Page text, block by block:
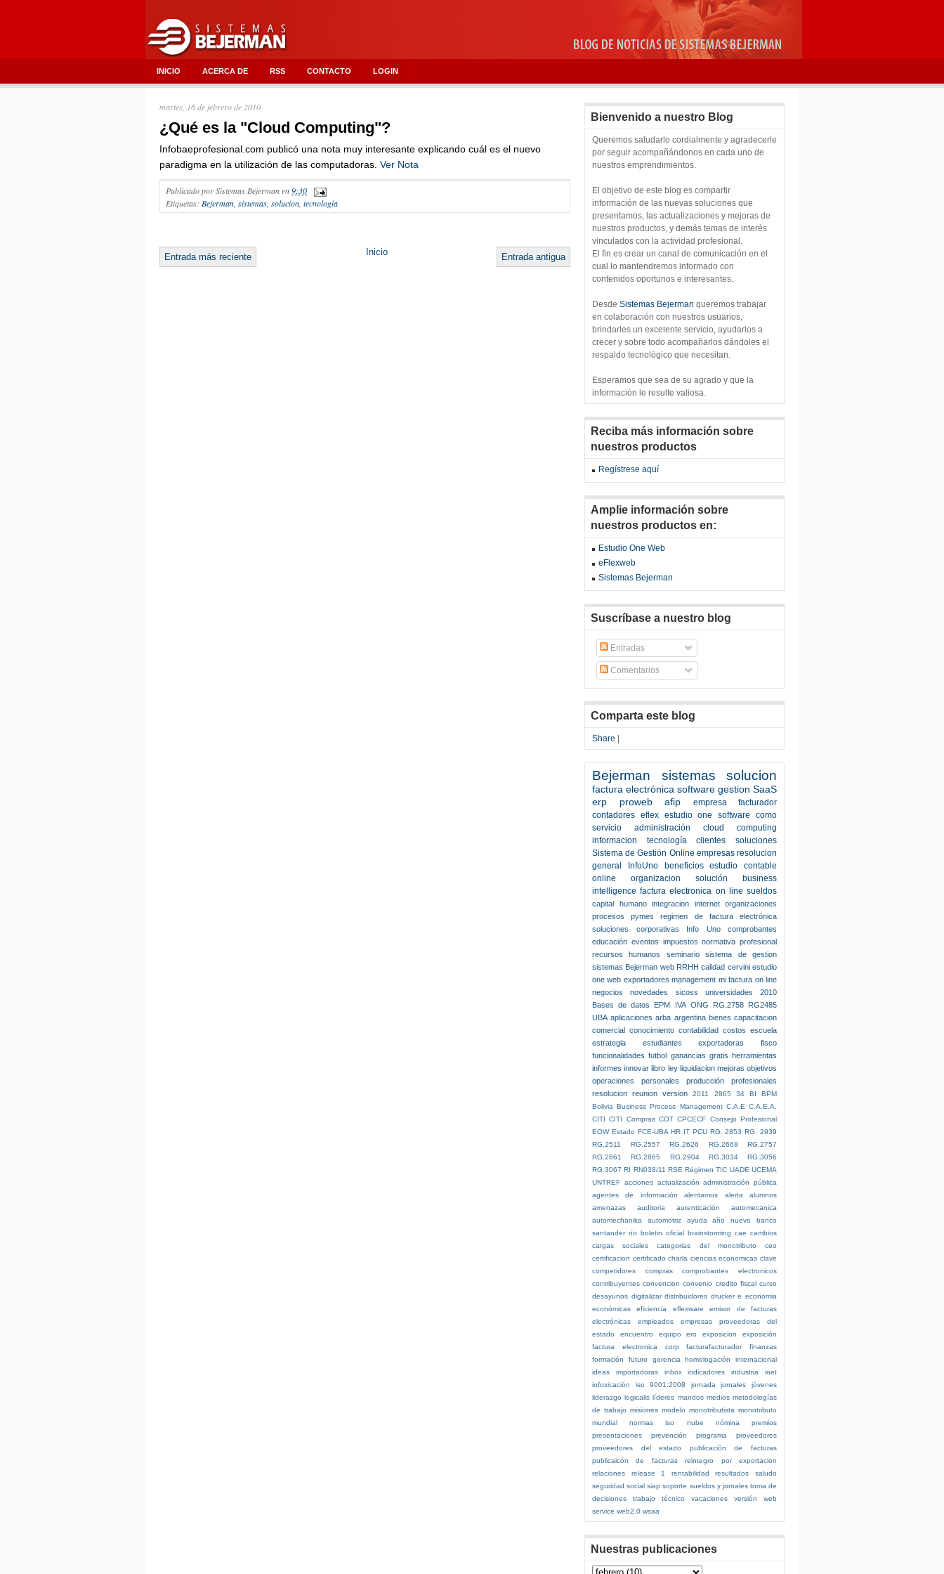
INICIO ACERCA DE RSS CONTACTO LOGIN
martes, 16 de febrero de 2010
¿Qué es la "Cloud Computing"?
Infobaeprofesional.com publicó una nota muy interesante explicando cuál es el nuevo
paradigma en la utilización de las computadoras. Ver Nota
Publicado porSistemas Bejermanen9:30
Etiquetas: Bejerman sistemas solucion tecnología
Entrada más reciente Entrada antigua
Inicio
Bienvenido a nuestro Blog
Queremos saludarlo cordialmente y agradecerle
por seguir acompañándonos en cada uno de
nuestros emprendimientos.
El objetivo de este blog es compartir
información de las nuevas soluciones que
presentamos, las actualizaciones y mejoras de
nuestros productos, y demás temas de interés
vinculados con la actividad profesional.
El fin es crear un canal de comunicación en el
cual lo mantendremos informado con
contenidos oportunos e interesantes.
Desde Sistemas Bejerman queremos trabajar
en colaboración con nuestros usuarios,
brindarles un excelente servicio, ayudarlos a
crecer y sobre todo acompañarlos dándoles el
respaldo tecnológico que necesitan.
Esperamos que sea de su agrado y que la
información le resulte valiosa.
Reciba más información sobre
nuestros productos
Regístrese aquí
Amplie información sobre
nuestros productos en:
Estudio One Web
eFlexweb
Sistemas Bejerman
Suscríbase a nuestro blog
Entradas
Comentarios
Comparta este blog
Share
Bejerman sistemas solucion
factura electrónica software gestion SaaS
erp
proweb afip empresa
facturador
contadores eflex estudio one
software como
servicio
administración
cloud computing
informacion
tecnología clientes
soluciones
Sistema de Gestión Online empresas resolucion
general
InfoUno beneficios
estudio contable
online
organizacion solución
business
intelligence factura electronica on line sueldos
capital humano integracion internet
organizaciones
procesos
pymes
regimen de factura electrónica
soluciones corporativas
Info Uno
comprobantes
educación eventos impuestos normativa profesional
recursos humanos
seminario
sistema de gestion
sistemas Bejerman web RRHH calidad cervini estudio
one web exportadores management mi factura on line
negocios
novedades sicoss universidades
2010
Bases de datos
EPM IVA ONG RG.2758 RG2485
UBA aplicaciones arba argentina bienes capacitacion
comercial conocimiento contabilidad costos escuela
estrategia
estudiantes exportadoras
fisco
funcionalidades futbol ganancias gratis herramientas
informes innovar libro ley liquidacion mejoras objetivos
operaciones
personales producción
profesionales
resolucion reunion version 2011 2865 34 BI
BPM
Bolivia Business Process Management C.A.E C.A.E.A.
CITI CITI Compras COT CPCECF Consejo Profesional
EOW Estado FCE-UBA HR IT PCU RG. 2853 RG. 2939
RG.2511
RG.2557 RG.2626 RG.2668
RG.2757
RG.2861
RG.2865 RG.2904 RG.3034
RG.3056
RG.3067 RI RN038/11 RSE Régimen TIC UADE UCEMA
UNTREF acciones actualización administración pública
agentes de información
alentamos alerta
alumnos
amenazas
auditoria autenticación
automecanica
automechanika
automotriz ayuda año nuevo
banco
santander río boletin oficial brainstorming cae cambios
cargas sociales
categorias del monotributo
ceo
certificacion certificado charla ciencias economicas clave
competidores
compras
comprobantes electronicos
contribuyentes convencion convenio credito fiscal curso
desayunos digitalizar distribuidores drucker e economia
económicas
eficiencia eflexware
emisor de facturas
electrónicas
empleados
empresas proveedoras del
estado
encuentro equipo ero exposicion
exposición
factura electronica corp
facturafacturador
finanzas
formación
futuro gerencia
homologación internacional
ideas
importadoras inbox indicadores industria
inet
infoxicación
iso 9001:2008 jornada jornales
jóvenes
liderazgo logicalis líderes mandos medios metodologías
de trabajo misiones modelo monotributista monotributo
mundial
normas iso nube nómina
premios
presentaciones
prevención programa
proveedores
proveedores del estado
publicación de facturas
publicaicón de facturas
reintegro por exportacion
relaciones
release 1 rentabilidad resultados
saludo
seguridad social siap soporte sueldos y jornales toma de
decisiones
trabajo técnico vacaciones versión
web
service web2.0 wsaa
Nuestras publicaciones